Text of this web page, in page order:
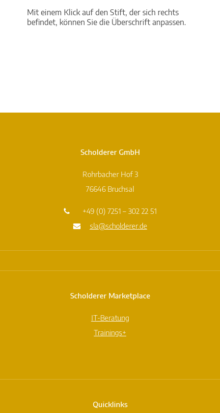
Mit einem Klick auf den Stift, der sich rechts
befindet, können Sie die Überschrift anpassen.
Scholderer GmbH
Rohrbacher Hof 3
76646 Bruchsal
+49 (0) 7251 – 302 22 51
sla@scholderer.de
Scholderer Marketplace
IT-Beratung
Trainings+
Quicklinks